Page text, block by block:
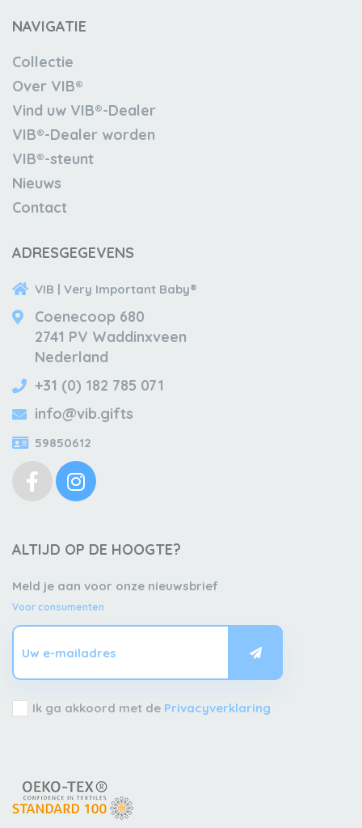
NAVIGATIE
Collectie
Over VIB®
Vind uw VIB®-Dealer
VIB®-Dealer worden
VIB®-steunt
Nieuws
Contact
ADRESGEGEVENS
VIB | Very Important Baby®
Coenecoop 680
2741 PV Waddinxveen
Nederland
+31 (0) 182 785 071
info@vib.gifts
59850612
ALTIJD OP DE HOOGTE?
Meld je aan voor onze nieuwsbrief
Voor consumenten
Ik ga akkoord met de Privacyverklaring